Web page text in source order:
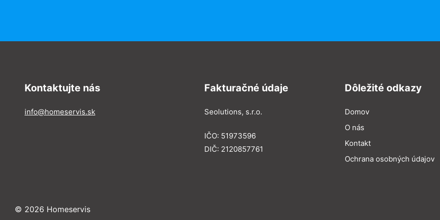
Kontaktujte nás
info@homeservis.sk
Fakturačné údaje
Seolutions, s.r.o.
IČO: 51973596
DIČ: 2120857761
Dôležité odkazy
Domov
O nás
Kontakt
Ochrana osobných údajov
© 2026 Homeservis